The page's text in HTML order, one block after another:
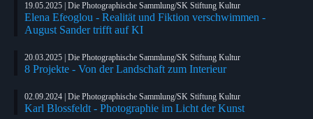
19.05.2025 | Die Photographische Sammlung/SK Stiftung Kultur
Elena Efeoglou - Realität und Fiktion verschwimmen -
August Sander trifft auf KI
20.03.2025 | Die Photographische Sammlung/SK Stiftung Kultur
8 Projekte - Von der Landschaft zum Interieur
02.09.2024 | Die Photographische Sammlung/SK Stiftung Kultur
Karl Blossfeldt - Photographie im Licht der Kunst